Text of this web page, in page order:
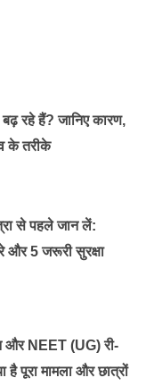
रहे हैं? जानिए कारण,
के तरीके
से पहले जान लें:
5 जरूरी सुरक्षा
और NEET (UG) री-
है पूरा मामला और छात्रों